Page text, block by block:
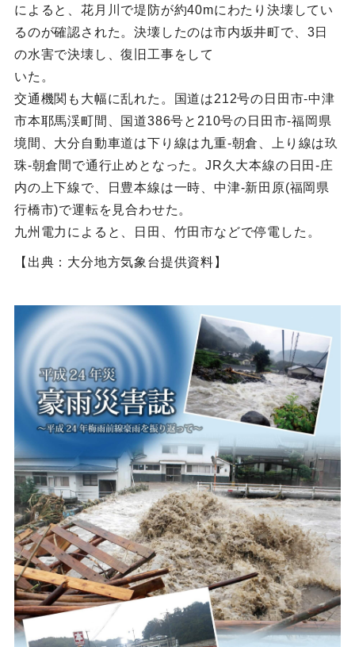
によると、花月川で堤防が約40mにわたり決壊してい
るのが確認された。決壊したのは市内坂井町で、3日
の水害で決壊し、復旧工事をして
いた。
交通機関も大幅に乱れた。国道は212号の日田市-中津
市本耶馬渓町間、国道386号と210号の日田市-福岡県
境間、大分自動車道は下り線は九重-朝倉、上り線は玖
珠-朝倉間で通行止めとなった。JR久大本線の日田-庄
内の上下線で、日豊本線は一時、中津-新田原(福岡県
行橋市)で運転を見合わせた。
九州電力によると、日田、竹田市などで停電した。
【出典：大分地方気象台提供資料】